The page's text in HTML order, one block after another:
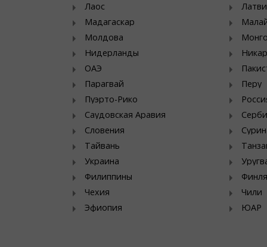
Лаос
Мадагаскар
Молдова
Нидерланды
ОАЭ
Парагвай
Перу
Пуэрто-Рико
Саудовская Аравия
Словения
Тайвань
Украина
Филиппины
Чехия
Чили
Эфиопия
ЮАР